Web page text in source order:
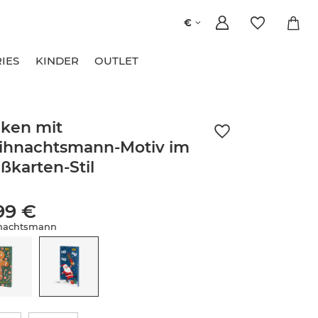
€
KINDER OUTLET
mit
Motiv im
Stil
€